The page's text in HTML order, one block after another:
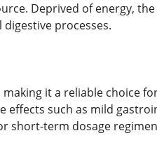
Deprived of energy,
processes.
it a reliable choice
such as mild
short-term dosage